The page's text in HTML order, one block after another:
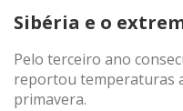
Sibéria e o
Pelo terceiro ano
reportou temperaturas
primavera.